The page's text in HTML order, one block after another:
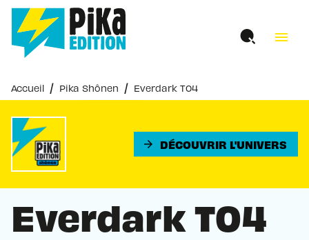
MENU RECHERCHE
PIED DE PAGE
menu
Accueil / Pika Shônen / Everdark T04
arrow_forward DÉCOUVRIR L'UNIVERS
Everdark T04